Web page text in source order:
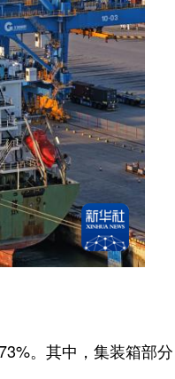
。其中，集装箱部分